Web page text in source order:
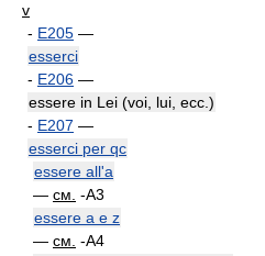
v
- E205 —
esserci
- E206 —
essere in Lei (voi, lui, ecc.)
- E207 —
esserci per qc
essere all'a
— см. -A3
essere a e z
— см. -A4